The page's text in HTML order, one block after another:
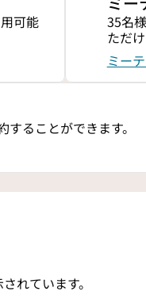
可能
35名
ただけ
ミー
ることができます。
れています。